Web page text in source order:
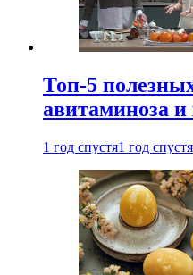
Топ-5
авитаминоза
1 год спустя1 год спустя